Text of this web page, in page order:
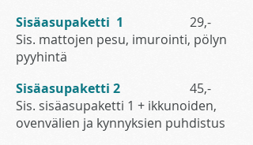
Sisäasupaketti 1
29,-
Sis. mattojen pesu, imurointi, pölyn
pyyhintä
Sisäasupaketti 2
45,-
Sis. sisäasupaketti 1 + ikkunoiden,
ovenvälien ja kynnyksien puhdistus